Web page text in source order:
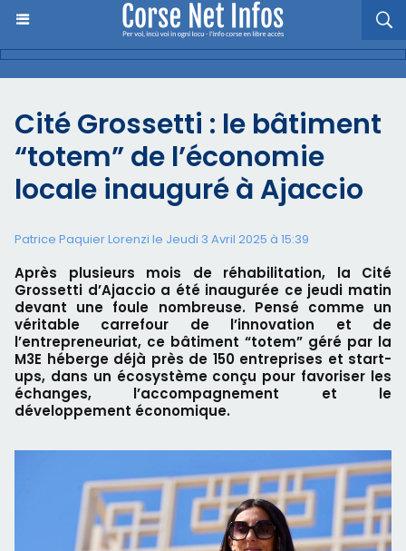
Cité Grossetti : le bâtiment
“totem” de l’économie
locale inauguré à Ajaccio
Patrice Paquier Lorenzi le Jeudi 3 Avril 2025 à 15:39
Après plusieurs mois de réhabilitation, la Cité
Grossetti d’Ajaccio a été inaugurée ce jeudi matin
devant une foule nombreuse. Pensé comme un
véritable carrefour de l’innovation et de
l’entrepreneuriat, ce bâtiment “totem” géré par la
M3E héberge déjà près de 150 entreprises et start-
ups, dans un écosystème conçu pour favoriser les
échanges, l’accompagnement et le
développement économique.